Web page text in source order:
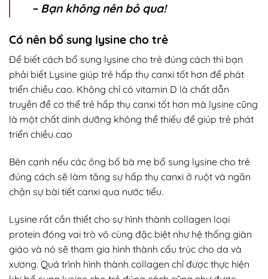
– Bạn không nên bỏ qua!
Có nên bổ sung lysine cho trẻ
Để biết cách bổ sung lysine cho trẻ đúng cách thì bạn
phải biết Lysine giúp trẻ hấp thụ canxi tốt hơn để phát
triển chiều cao. Không chỉ có vitamin D là chất dẫn
truyền để cơ thể trẻ hấp thụ canxi tốt hơn mà lysine cũng
là một chất dinh dưỡng không thể thiếu để giúp trẻ phát
triển chiều cao
Bên cạnh nếu các ông bố bà mẹ bổ sung lysine cho trẻ
đúng cách sẽ làm tăng sự hấp thụ canxi ở ruột và ngăn
chặn sự bài tiết canxi qua nước tiểu.
Lysine rất cần thiết cho sự hình thành collagen loại
protein đóng vai trò vô cùng đặc biệt như hệ thống giàn
giáo và nó sẽ tham gia hình thành cấu trúc cho da và
xương. Quá trình hình thành collagen chỉ được thực hiện